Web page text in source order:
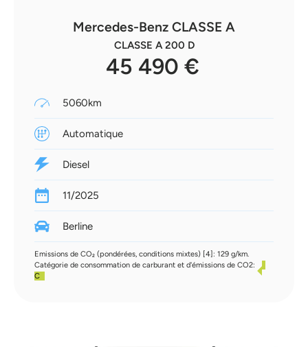
Mercedes-Benz CLASSE A
CLASSE A 200 D
45 490 €
5060km
Automatique
Diesel
11/2025
Berline
Emissions de CO₂ (pondérées, conditions mixtes) [4]: 129 g/km.
Catégorie de consommation de carburant et d'émissions de CO2:
C